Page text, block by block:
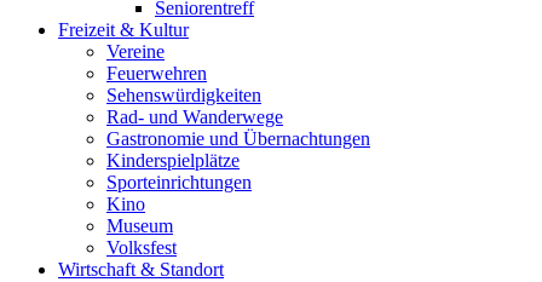
Seniorentreff
Freizeit & Kultur
Vereine
Feuerwehren
Sehenswürdigkeiten
Rad- und Wanderwege
Gastronomie und Übernachtungen
Kinderspielplätze
Sporteinrichtungen
Kino
Museum
Volksfest
Wirtschaft & Standort